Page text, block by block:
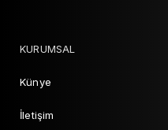
KURUMSAL
Künye
İletişim